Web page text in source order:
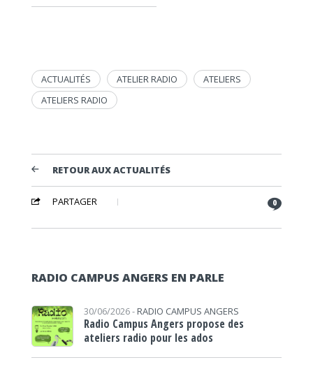
ACTUALITÉS ATELIER RADIO
ATELIERS
ATELIERS RADIO
RETOUR AUX ACTUALITÉS
PARTAGER 0
RADIO CAMPUS ANGERS EN PARLE
30/06/2026 - RADIO CAMPUS ANGERS
Radio Campus Angers propose des
ateliers radio pour les ados